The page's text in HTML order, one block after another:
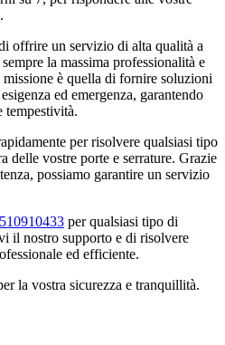
offrire un servizio di alta qualità a
la massima professionalità e
è quella di fornire soluzioni
ed emergenza, garantendo
tempestività.
per risolvere qualsiasi tipo
delle vostre porte e serrature. Grazie
possiamo garantire un servizio
per qualsiasi tipo di
il nostro supporto e di risolvere
ed efficiente.
la vostra sicurezza e tranquillità.